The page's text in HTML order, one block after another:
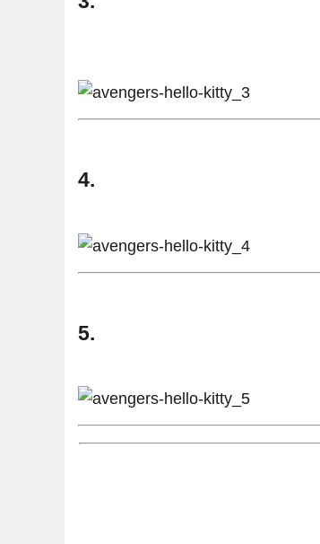
4.
5.